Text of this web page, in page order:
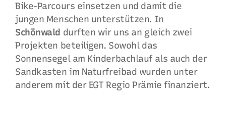
Bike-Parcours einsetzen und damit die
jungen Menschen unterstützen. In
Schönwald durften wir uns an gleich zwei
Projekten beteiligen. Sowohl das
Sonnensegel am Kinderbachlauf als auch der
Sandkasten im Naturfreibad wurden unter
anderem mit der EGT Regio Prämie finanziert.